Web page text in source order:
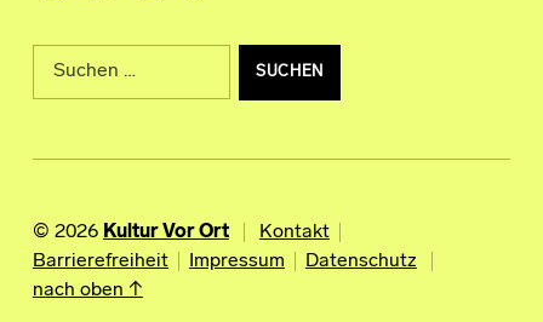
Suche nach:
© 2026 Kultur Vor Ort
Kontakt
Barrierefreiheit
Impressum
Datenschutz
nach oben ↑